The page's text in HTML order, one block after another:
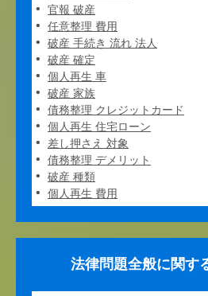
官報 破産
任意整理 費用
破産 手続き 流れ 法人
破産 確定
個人再生 車
破産 家族
債務整理 クレジットカード
個人再生 住宅ローン
差し押さえ 対象
債務整理 デメリット
破産 種類
個人再生 費用
法律問題全般に関す